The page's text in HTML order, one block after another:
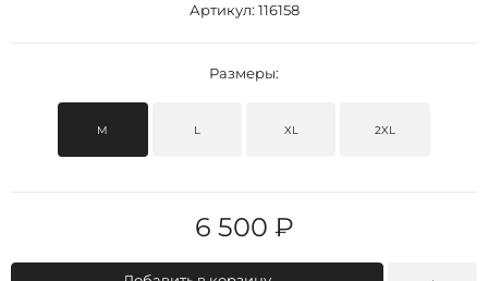
Артикул: 116158
Размеры:
M L XL 2XL
6 500 ₽